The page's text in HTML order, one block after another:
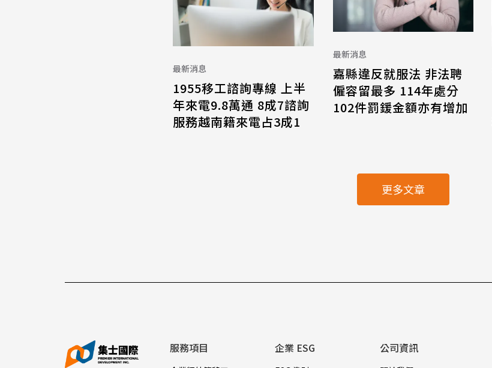
最新消息
1955移工諮詢專線 上半
年來電9.8萬通 8成7諮詢
服務越南籍來電占3成1
最新消息
嘉縣違反就服法 非法聘
僱容留最多 114年處分
102件罰鍰金額亦有增加
更多文章
服務項目 企業 ESG 公司資訊